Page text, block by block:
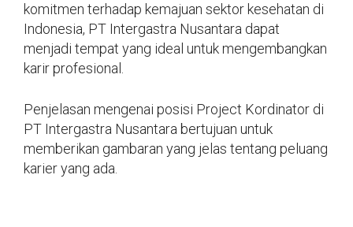
komitmen terhadap kemajuan sektor kesehatan di
Indonesia, PT Intergastra Nusantara dapat
menjadi tempat yang ideal untuk mengembangkan
karir profesional.
Penjelasan mengenai posisi Project Kordinator di
PT Intergastra Nusantara bertujuan untuk
memberikan gambaran yang jelas tentang peluang
karier yang ada.